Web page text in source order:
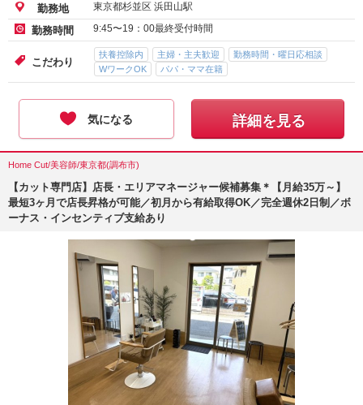
勤務地 東京都杉並区 浜田山駅
勤務時間 9:45〜19：00最終受付時間
こだわり
扶養控除内 主婦・主夫歓迎
勤務時間・曜日応相談
WワークOK
パパ・ママ在籍
気になる 詳細を見る
Home Cut/美容師/東京都(調布市)
【カット専門店】店長・エリアマネージャー候補募集＊【月給35万～】
最短3ヶ月で店長昇格が可能／初月から有給取得OK／完全週休2日制／ボ
ーナス・インセンティブ支給あり